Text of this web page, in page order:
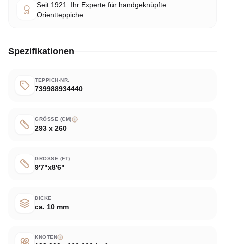
Seit 1921: Ihr Experte für handgeknüpfte
Orientteppiche
Spezifikationen
TEPPICH-NR.
739988934440
GRÖSSE (CM)
293 x 260
GRÖSSE (FT)
9'7"x8'6"
DICKE
ca. 10 mm
KNOTEN